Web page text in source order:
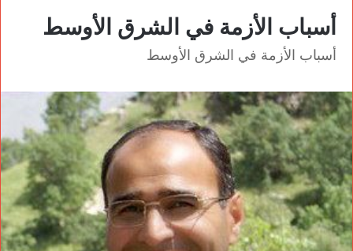
أسباب الأزمة في الشرق الأوسط
أسباب الأزمة في الشرق الأوسط